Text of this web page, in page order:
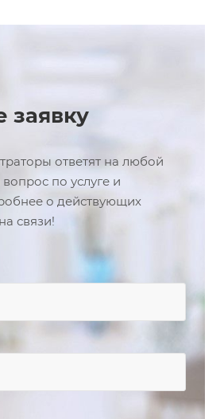
заявку
ответят на любой
по услуге и
о действующих
связи!